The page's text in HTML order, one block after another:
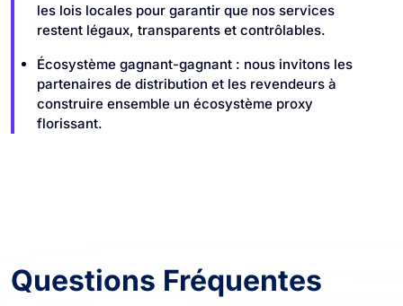
les lois locales pour garantir que nos services
restent légaux, transparents et contrôlables.
Écosystème gagnant-gagnant : nous invitons les
partenaires de distribution et les revendeurs à
construire ensemble un écosystème proxy
florissant.
Questions Fréquentes